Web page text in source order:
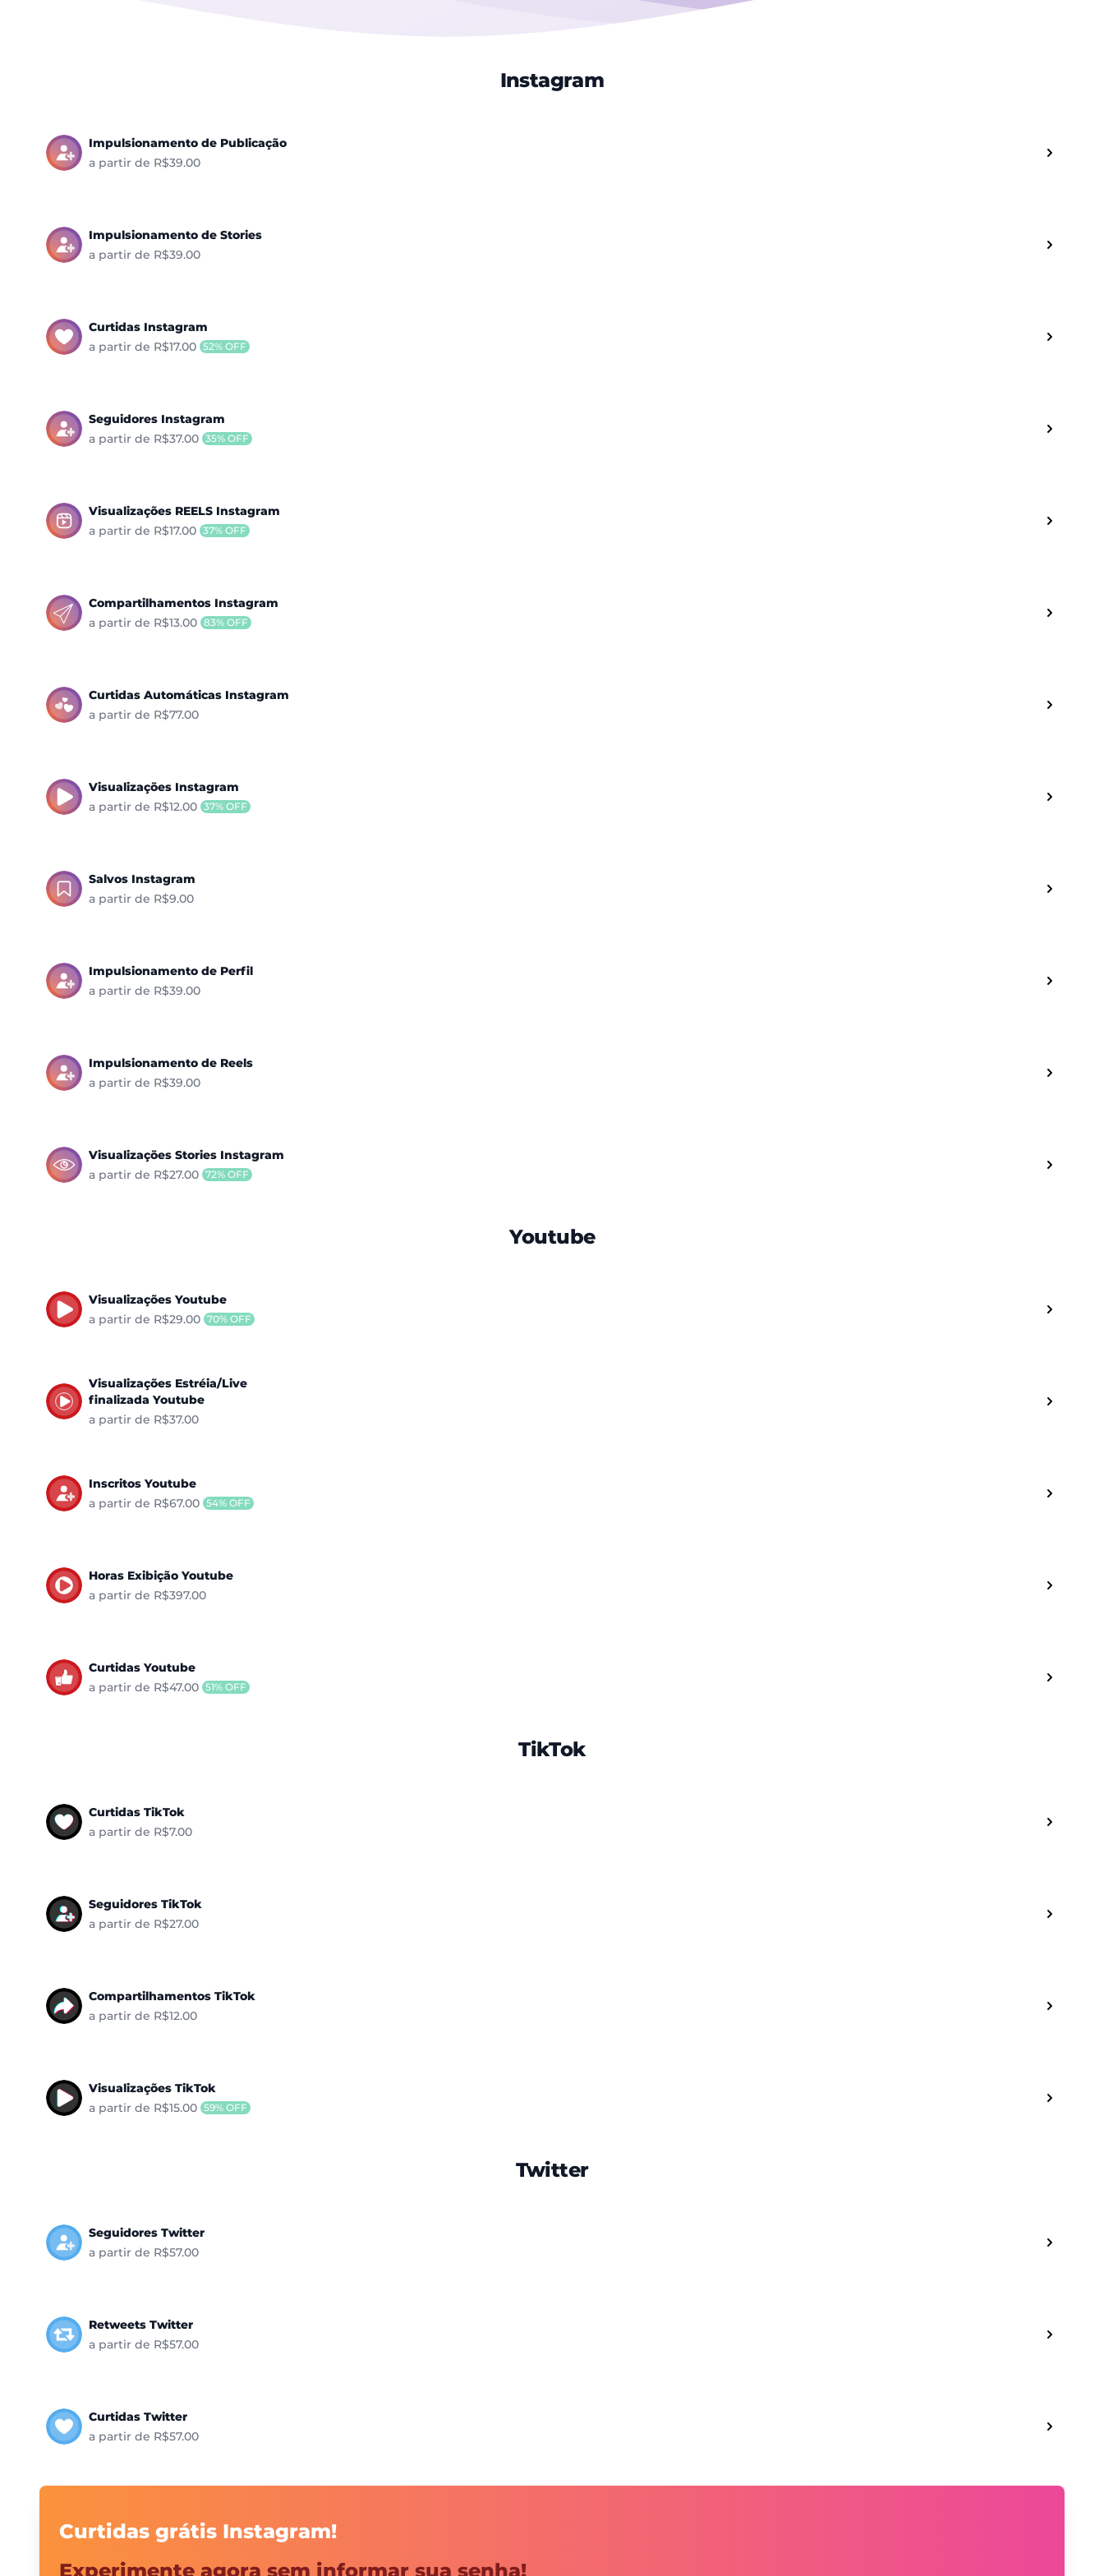
Instagram
Impulsionamento de Publicação
a partir de R$39.00
Impulsionamento de Stories
a partir de R$39.00
Curtidas Instagram
a partir de R$17.00 52% OFF
Seguidores Instagram
a partir de R$37.00 35% OFF
Visualizações REELS Instagram
a partir de R$17.00 37% OFF
Compartilhamentos Instagram
a partir de R$13.00 83% OFF
Curtidas Automáticas Instagram
a partir de R$77.00
Visualizações Instagram
a partir de R$12.00 37% OFF
Salvos Instagram
a partir de R$9.00
Impulsionamento de Perfil
a partir de R$39.00
Impulsionamento de Reels
a partir de R$39.00
Visualizações Stories Instagram
a partir de R$27.00 72% OFF
Youtube
Visualizações Youtube
a partir de R$29.00 70% OFF
Visualizações Estréia/Live
finalizada Youtube
a partir de R$37.00
Inscritos Youtube
a partir de R$67.00 54% OFF
Horas Exibição Youtube
a partir de R$397.00
Curtidas Youtube
a partir de R$47.00 51% OFF
TikTok
Curtidas TikTok
a partir de R$7.00
Seguidores TikTok
a partir de R$27.00
Compartilhamentos TikTok
a partir de R$12.00
Visualizações TikTok
a partir de R$15.00 59% OFF
Twitter
Seguidores Twitter
a partir de R$57.00
Retweets Twitter
a partir de R$57.00
Curtidas Twitter
a partir de R$57.00
Curtidas grátis Instagram!
Experimente agora sem informar sua senha!